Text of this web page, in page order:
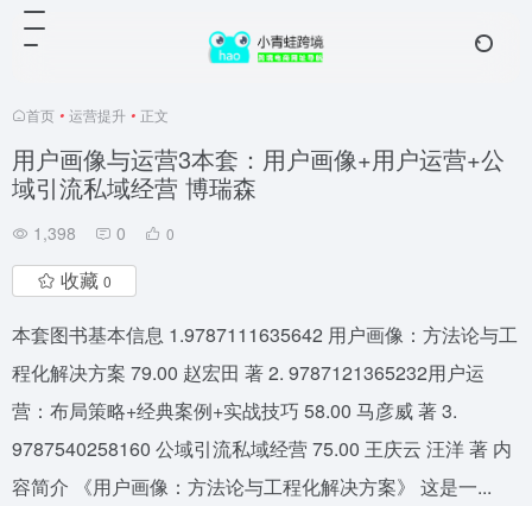
首页 • 运营提升 • 正文
用户画像与运营3本套：用户画像+用户运营+公
域引流私域经营 博瑞森
1,398 0 0
收藏 0
本套图书基本信息 1.9787111635642 用户画像：方法论与工
程化解决方案 79.00 赵宏田 著 2. 9787121365232用户运
营：布局策略+经典案例+实战技巧 58.00 马彦威 著 3.
9787540258160 公域引流私域经营 75.00 王庆云 汪洋 著 内
容简介 《用户画像：方法论与工程化解决方案》 这是一...